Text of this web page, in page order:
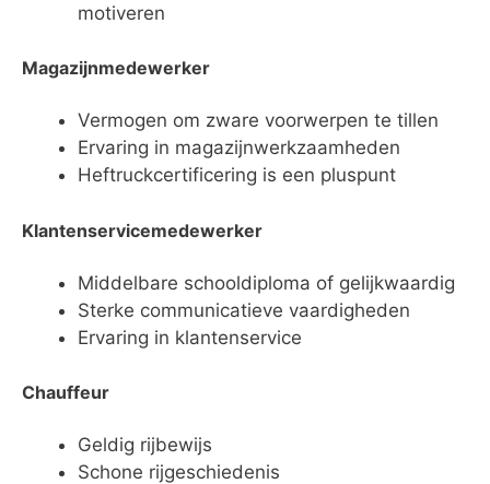
motiveren
Magazijnmedewerker
Vermogen om zware voorwerpen te tillen
Ervaring in magazijnwerkzaamheden
Heftruckcertificering is een pluspunt
Klantenservicemedewerker
Middelbare schooldiploma of gelijkwaardig
Sterke communicatieve vaardigheden
Ervaring in klantenservice
Chauffeur
Geldig rijbewijs
Schone rijgeschiedenis